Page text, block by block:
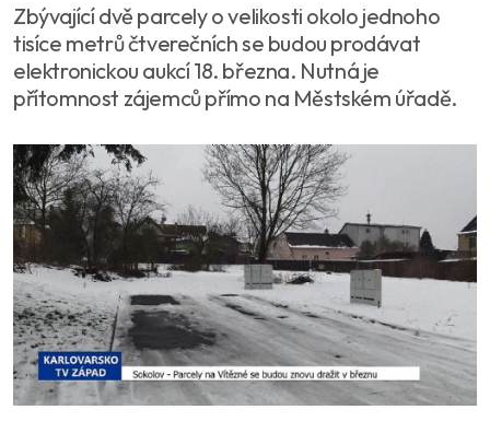
Zbývající dvě parcely o velikosti okolo jednoho
tisíce metrů čtverečních se budou prodávat
elektronickou aukcí 18. března. Nutná je
přítomnost zájemců přímo na Městském úřadě.